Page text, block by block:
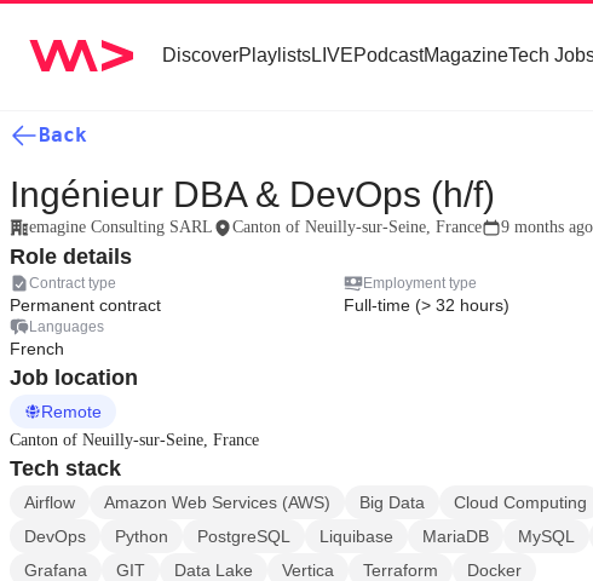
DiscoverPlaylistsLIVEPodcastMagazineTech
Back
Ingénieur DBA & DevOps (h/f)
emagine Consulting SARL Canton of Neuilly-sur-Seine, France 9 months ago
Role details
Contract type
Permanent contract
Employment type
Full-time (> 32 hours)
Languages
French
Job location
Remote
Canton of Neuilly-sur-Seine, France
Tech stack
Airflow Amazon Web Services (AWS) Big Data Cloud Computing
DevOps
Python PostgreSQL Liquibase MariaDB MySQL
Grafana
GIT Data Lake Vertica Terraform Docker